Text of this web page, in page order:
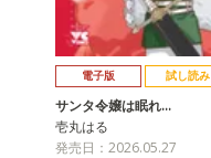
電子版 試し読み
サンタ令嬢は眠れ…
壱丸はる
発売日：2026.05.27